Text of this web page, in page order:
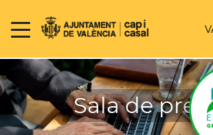
Sala de